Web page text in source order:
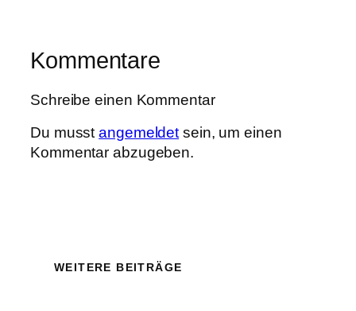
Kommentare
Schreibe einen Kommentar
Du musstangemeldet sein, um einen
Kommentar abzugeben.
WEITERE BEITRÄGE